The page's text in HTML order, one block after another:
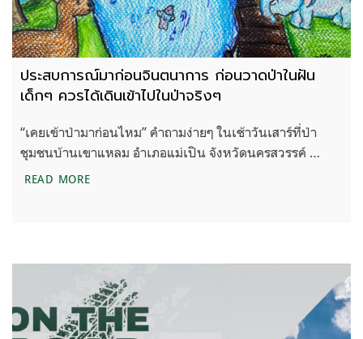
ประสบการณ์มาก่อนจินตนาการ ก่อนวาดป่าในฝัน
เด็กๆ ควรได้เดินเข้าไปในป่าจริงๆ
“เคยเข้าป่ามาก่อนไหม” คำถามง่ายๆ ในเช้าวันเสาร์ที่ป่า
ชุมชนบ้านเขาแหลม อำเภอแม่เปิน จังหวัดนครสวรรค์ …
READ MOREประสบการณ์มาก่อนจินตนาการ ก่อนวาดป่าในฝัน เด็ก